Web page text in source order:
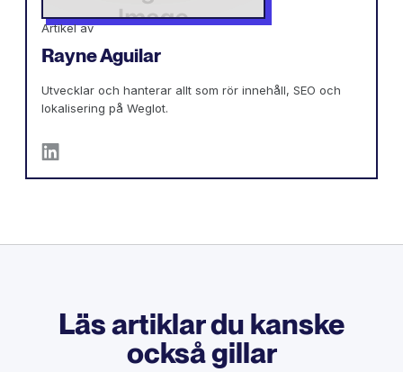
Artikel av
Rayne Aguilar
Utvecklar och hanterar allt som rör innehåll, SEO och
lokalisering på Weglot.
Läs artiklar du kanske
också gillar